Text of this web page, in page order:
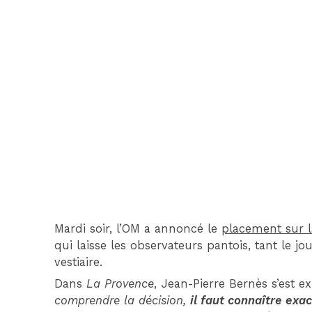
Mardi soir, l’OM a annoncé le placement sur
qui laisse les observateurs pantois, tant le
vestiaire.
Dans La Provence, Jean-Pierre Bernès s’est
comprendre la décision,il faut connaître